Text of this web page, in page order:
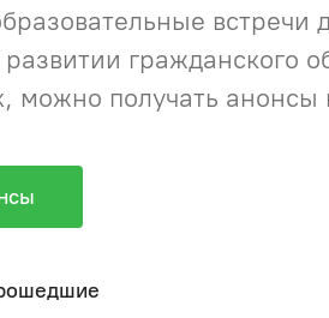
встречи
развитии
можно получать анонсы